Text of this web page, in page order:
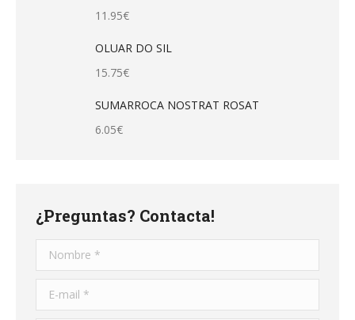
11.95€
OLUAR DO SIL
15.75€
SUMARROCA NOSTRAT ROSAT
6.05€
¿Preguntas? Contacta!
Nombre *
E-mail *